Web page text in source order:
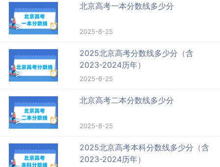
北京高考一本分数线多少分
2025-6-25
2025北京高考分数线多少分（含
2023-2024历年）
2025-6-25
北京高考二本分数线多少分
2025-6-25
2025北京高考本科分数线多少分（含
2023-2024历年）